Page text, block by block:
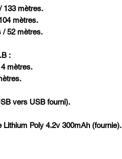
133 mètres.
mètres.
/ 52 mètres.
:
mètres.
vers USB fourni).
Lithium Poly 4.2v 300mAh (fournie).